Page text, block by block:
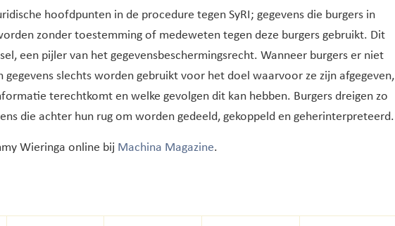
hoofdpunten in de procedure tegen SyRI; gegevens die burgers in
zonder toestemming of medeweten tegen deze burgers gebruikt. Dit
een pijler van het gegevensbeschermingsrecht. Wanneer burgers er niet
slechts worden gebruikt voor het doel waarvoor ze zijn afgegeven,
terechtkomt en welke gevolgen dit kan hebben. Burgers dreigen zo
die achter hun rug om worden gedeeld, gekoppeld en geherinterpreteerd.
Wieringa online bij Machina Magazine.